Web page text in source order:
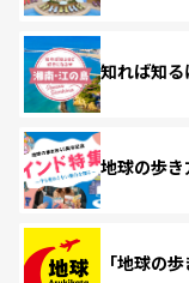
知れば知
地球の歩
「地球の